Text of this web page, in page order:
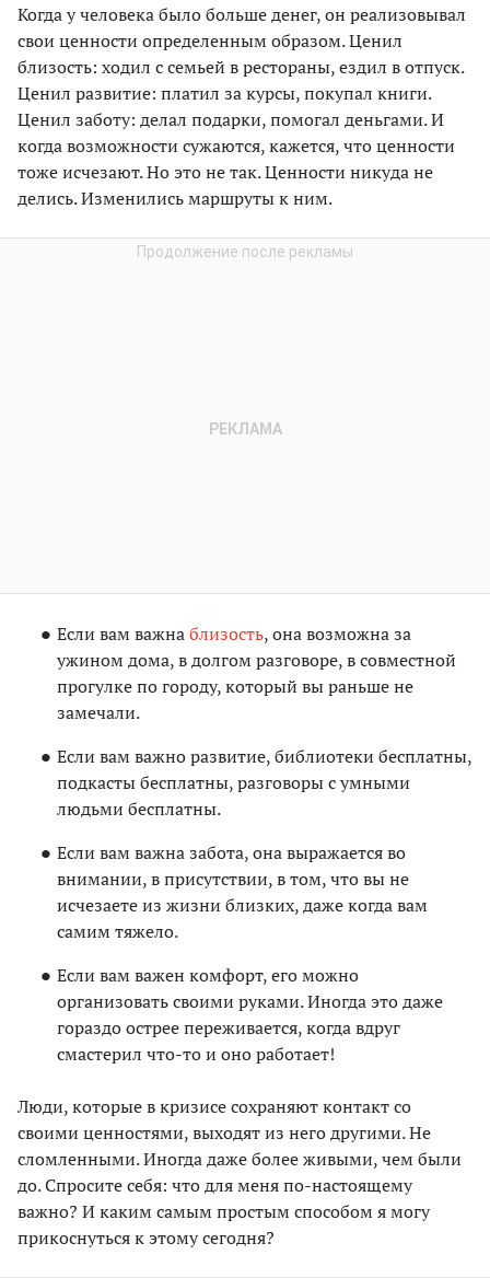
Когда у человека было больше денег, он реализовывал
свои ценности определенным образом. Ценил
близость: ходил с семьей в рестораны, ездил в отпуск.
Ценил развитие: платил за курсы, покупал книги.
Ценил заботу: делал подарки, помогал деньгами. И
когда возможности сужаются, кажется, что ценности
тоже исчезают. Но это не так. Ценности никуда не
делись. Изменились маршруты к ним.
Если вам важнаблизость, она возможна за
ужином дома, в долгом разговоре, в совместной
прогулке по городу, который вы раньше не
замечали.
Если вам важно развитие, библиотеки бесплатны,
подкасты бесплатны, разговоры с умными
людьми бесплатны.
Если вам важна забота, она выражается во
внимании, в присутствии, в том, что вы не
исчезаете из жизни близких, даже когда вам
самим тяжело.
Если вам важен комфорт, его можно
организовать своими руками. Иногда это даже
гораздо острее переживается, когда вдруг
смастерил что-то и оно работает!
Люди, которые в кризисе сохраняют контакт со
своими ценностями, выходят из него другими. Не
сломленными. Иногда даже более живыми, чем были
до. Спросите себя: что для меня по-настоящему
важно? И каким самым простым способом я могу
прикоснуться к этому сегодня?